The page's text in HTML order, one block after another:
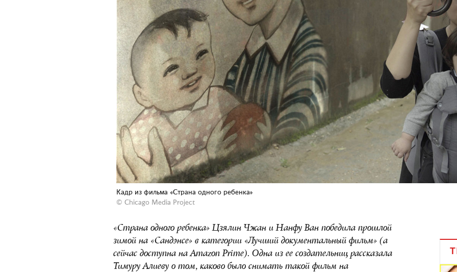
Кадр из фильма «Страна одного ребенка»
© Chicago Media Project
«Страна одного ребенка» Цзялин Чжан и Нанфу Ван победила прошлой
зимой на «Сандэнсе» в категории «Лучший документальный фильм» (а
сейчас доступна на Amazon Prime). Одна из ее создательниц рассказала
Тимуру Алиеву о том, каково было снимать такой фильм на